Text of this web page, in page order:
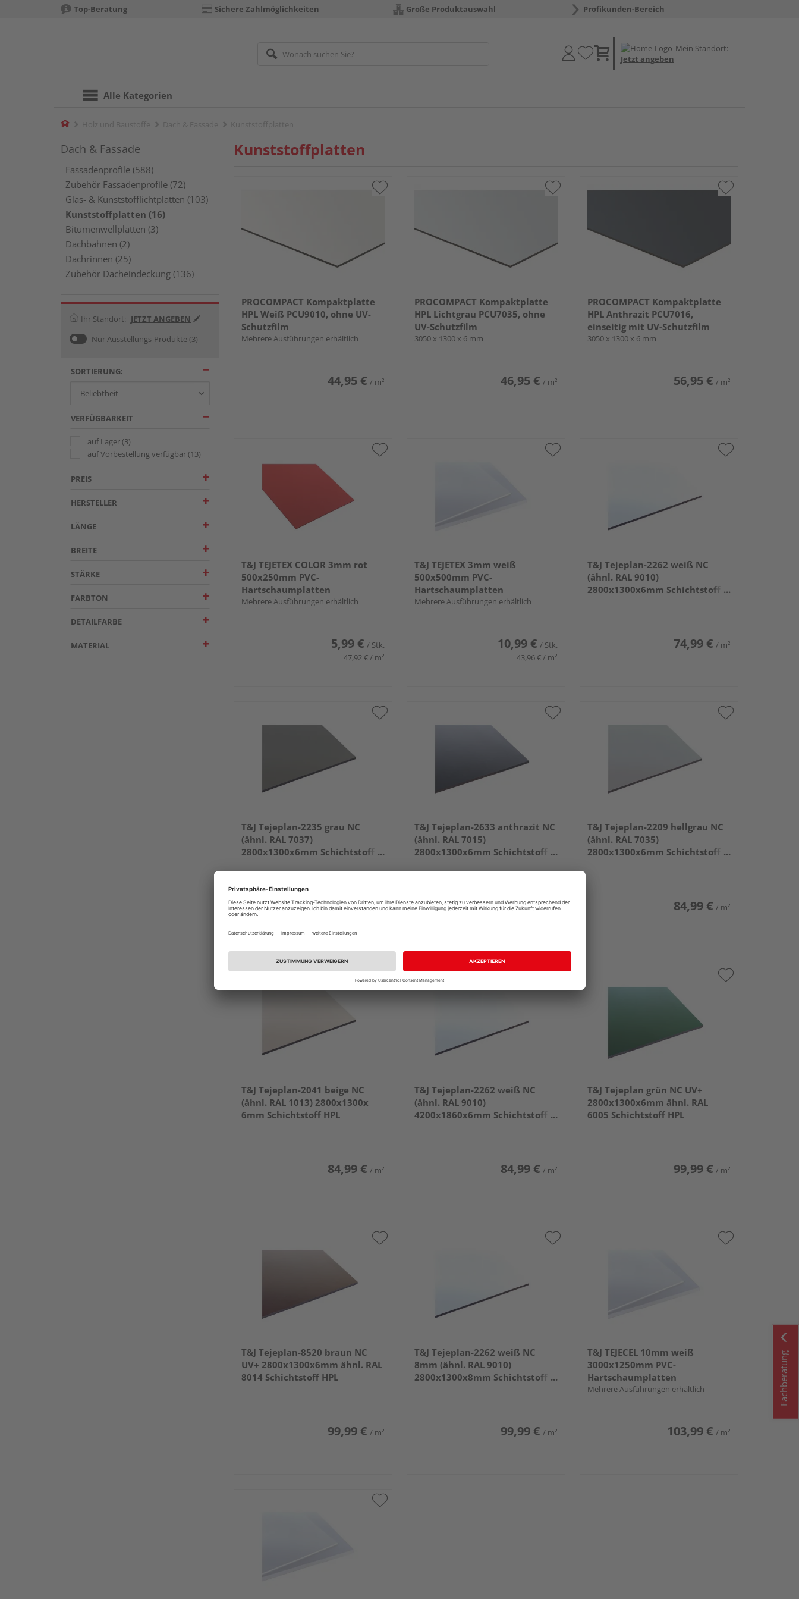
Top-Beratung Sichere Zahlmöglichkeiten Große Produktauswahl Profikunden-Bereich
Mein Standort:
Jetzt angeben
Alle Kategorien
Home
Dach & Fassade
Fassadenprofile (588)
Zubehör Fassadenprofile (72)
Glas- & Kunststofflichtplatten (103)
Kunststoffplatten (16)
Bitumenwellplatten (3)
Dachbahnen (2)
Dachrinnen (25)
Zubehör Dacheindeckung (136)
Ihr Standort: JETZT ANGEBEN
Nur Ausstellungs-Produkte (3)
SORTIERUNG:
VERFÜGBARKEIT
auf Lager(3)
auf Vorbestellung verfügbar(13)
PREIS
HERSTELLER
LÄNGE
BREITE
STÄRKE
FARBTON
DETAILFARBE
MATERIAL
Kunststoffplatten
PROCOMPACT Kompaktplatte
HPL Weiß PCU9010, ohne UV-
Schutzfilm
Mehrere Ausführungen erhältlich
44,95 € / m²
PROCOMPACT Kompaktplatte
HPL Lichtgrau PCU7035, ohne
UV-Schutzfilm
3050 x 1300 x 6 mm
46,95 € / m²
PROCOMPACT Kompaktplatte
HPL Anthrazit PCU7016,
einseitig mit UV-Schutzfilm
3050 x 1300 x 6 mm
56,95 € / m²
T&J TEJETEX COLOR 3mm rot
500x250mm PVC-
Hartschaumplatten
Mehrere Ausführungen erhältlich
5,99 € / Stk.
47,92 € / m²
T&J TEJETEX 3mm weiß
500x500mm PVC-
Hartschaumplatten
Mehrere Ausführungen erhältlich
10,99 € / Stk.
43,96 € / m²
T&J Tejeplan-2262 weiß NC
(ähnl. RAL 9010)
2800x1300x6mm Schichtstoff
74,99 € / m²
T&J Tejeplan-2235 grau NC
(ähnl. RAL 7037)
2800x1300x6mm Schichtstoff
79,99 € / m²
T&J Tejeplan-2633 anthrazit NC
(ähnl. RAL 7015)
2800x1300x6mm Schichtstoff
84,99 € / m²
T&J Tejeplan-2209 hellgrau NC
(ähnl. RAL 7035)
2800x1300x6mm Schichtstoff
84,99 € / m²
T&J Tejeplan-2041 beige NC
(ähnl. RAL 1013) 2800x1300x
6mm Schichtstoff HPL
84,99 € / m²
T&J Tejeplan-2262 weiß NC
(ähnl. RAL 9010)
4200x1860x6mm Schichtstoff
84,99 € / m²
T&J Tejeplan grün NC UV+
2800x1300x6mm ähnl. RAL
6005 Schichtstoff HPL
99,99 € / m²
T&J Tejeplan-8520 braun NC
UV+ 2800x1300x6mm ähnl. RAL
8014 Schichtstoff HPL
99,99 € / m²
T&J Tejeplan-2262 weiß NC
8mm (ähnl. RAL 9010)
2800x1300x8mm Schichtstoff
99,99 € / m²
T&J TEJECEL 10mm weiß
3000x1250mm PVC-
Hartschaumplatten
Mehrere Ausführungen erhältlich
103,99 € / m²
Fachberatung